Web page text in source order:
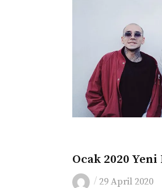
Ocak 2020
/ 29 April 2020